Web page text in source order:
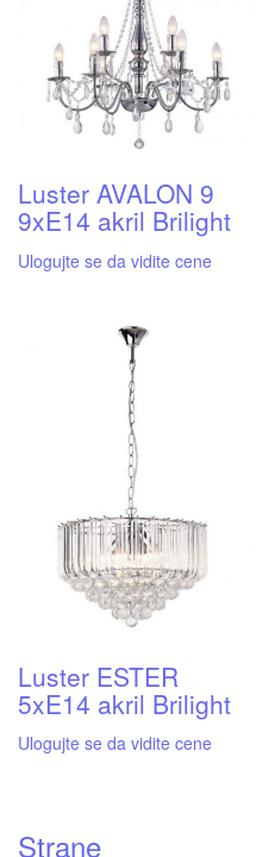
Luster AVALON 9
9xE14 akril Brilight
Ulogujte se da vidite cene
Luster ESTER
5xE14 akril Brilight
Ulogujte se da vidite cene
Strane